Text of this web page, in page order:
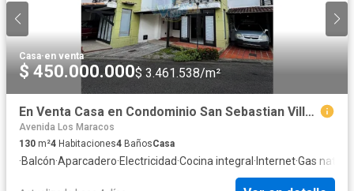
Casa·en venta
$ 450.000.000$ 3.461.538/m²
En Venta Casa en Condominio San Sebastian Villavicencio C3273
Avenida Los Maracos
130 m²4 Habitaciones4 BañosCasa
·Balcón·Aparcadero·Electricidad·Cocina integral · Internet·Gas natural